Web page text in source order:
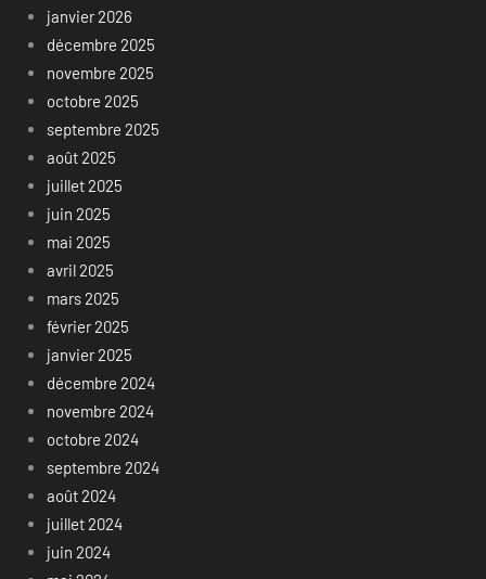
janvier 2026
décembre 2025
novembre 2025
octobre 2025
septembre 2025
août 2025
juillet 2025
juin 2025
mai 2025
avril 2025
mars 2025
février 2025
janvier 2025
décembre 2024
novembre 2024
octobre 2024
septembre 2024
août 2024
juillet 2024
juin 2024